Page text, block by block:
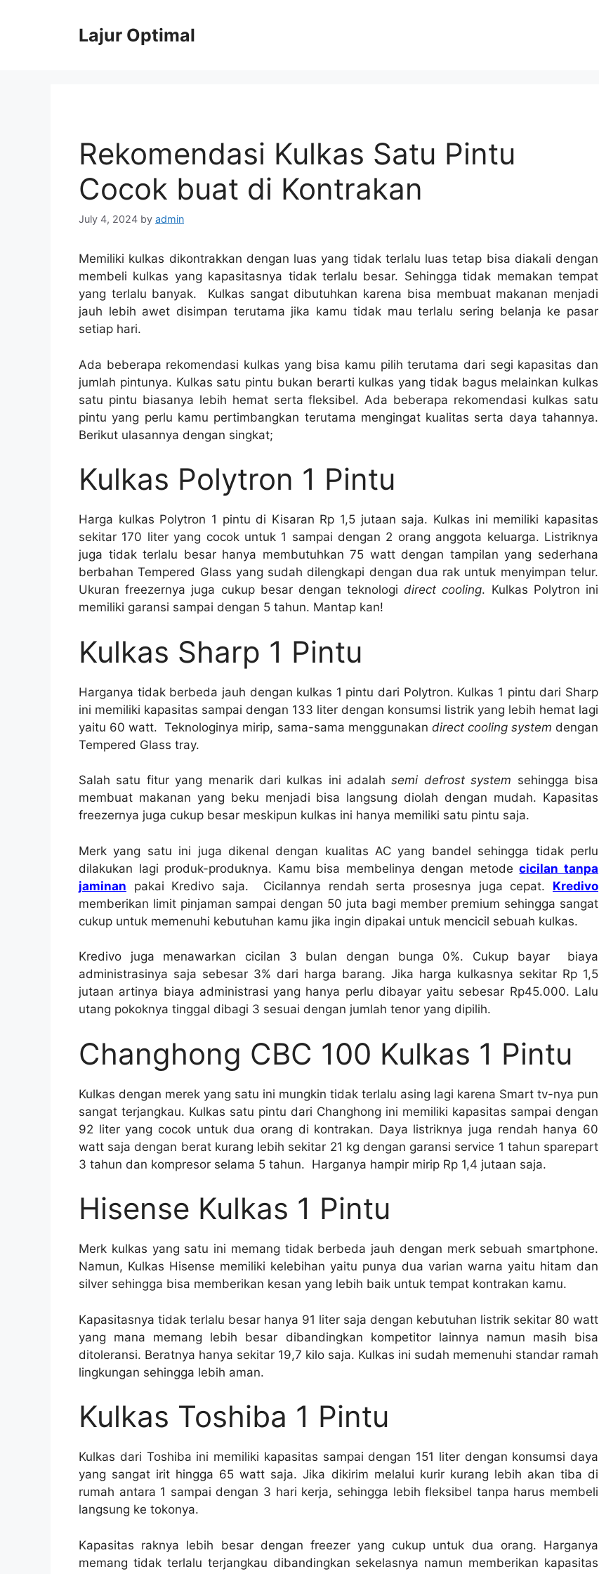
Lajur Optimal
Rekomendasi Kulkas Satu Pintu
Cocok buat di Kontrakan
July 4, 2024 by admin
Memiliki kulkas dikontrakkan dengan luas yang tidak terlalu luas tetap bisa diakali dengan
membeli kulkas yang kapasitasnya tidak terlalu besar. Sehingga tidak memakan tempat
yang terlalu banyak. Kulkas sangat dibutuhkan karena bisa membuat makanan menjadi
jauh lebih awet disimpan terutama jika kamu tidak mau terlalu sering belanja ke pasar
setiap hari.
Ada beberapa rekomendasi kulkas yang bisa kamu pilih terutama dari segi kapasitas dan
jumlah pintunya. Kulkas satu pintu bukan berarti kulkas yang tidak bagus melainkan kulkas
satu pintu biasanya lebih hemat serta fleksibel. Ada beberapa rekomendasi kulkas satu
pintu yang perlu kamu pertimbangkan terutama mengingat kualitas serta daya tahannya.
Berikut ulasannya dengan singkat;
Kulkas Polytron 1 Pintu
Harga kulkas Polytron 1 pintu di Kisaran Rp 1,5 jutaan saja. Kulkas ini memiliki kapasitas
sekitar 170 liter yang cocok untuk 1 sampai dengan 2 orang anggota keluarga. Listriknya
juga tidak terlalu besar hanya membutuhkan 75 watt dengan tampilan yang sederhana
berbahan Tempered Glass yang sudah dilengkapi dengan dua rak untuk menyimpan telur.
Ukuran freezernya juga cukup besar dengan teknologidirect cooling. Kulkas Polytron ini
memiliki garansi sampai dengan 5 tahun. Mantap kan!
Kulkas Sharp 1 Pintu
Harganya tidak berbeda jauh dengan kulkas 1 pintu dari Polytron. Kulkas 1 pintu dari Sharp
ini memiliki kapasitas sampai dengan 133 liter dengan konsumsi listrik yang lebih hemat lagi
yaitu 60 watt. Teknologinya mirip, sama-sama menggunakan direct cooling system dengan
Tempered Glass tray.
Salah satu fitur yang menarik dari kulkas ini adalahsemi defrost system sehingga bisa
membuat makanan yang beku menjadi bisa langsung diolah dengan mudah. Kapasitas
freezernya juga cukup besar meskipun kulkas ini hanya memiliki satu pintu saja.
Merk yang satu ini juga dikenal dengan kualitas AC yang bandel sehingga tidak perlu
dilakukan lagi produk-produknya. Kamu bisa membelinya dengan metodecicilan tanpa
jaminan pakai Kredivo saja. Cicilannya rendah serta prosesnya juga cepat. Kredivo
memberikan limit pinjaman sampai dengan 50 juta bagi member premium sehingga sangat
cukup untuk memenuhi kebutuhan kamu jika ingin dipakai untuk mencicil sebuah kulkas.
Kredivo juga menawarkan cicilan 3 bulan dengan bunga 0%. Cukup bayar biaya
administrasinya saja sebesar 3% dari harga barang. Jika harga kulkasnya sekitar Rp 1,5
jutaan artinya biaya administrasi yang hanya perlu dibayar yaitu sebesar Rp45.000. Lalu
utang pokoknya tinggal dibagi 3 sesuai dengan jumlah tenor yang dipilih.
Changhong CBC 100 Kulkas 1 Pintu
Kulkas dengan merek yang satu ini mungkin tidak terlalu asing lagi karena Smart tv-nya pun
sangat terjangkau. Kulkas satu pintu dari Changhong ini memiliki kapasitas sampai dengan
92 liter yang cocok untuk dua orang di kontrakan. Daya listriknya juga rendah hanya 60
watt saja dengan berat kurang lebih sekitar 21 kg dengan garansi service 1 tahun sparepart
3 tahun dan kompresor selama 5 tahun. Harganya hampir mirip Rp 1,4 jutaan saja.
Hisense Kulkas 1 Pintu
Merk kulkas yang satu ini memang tidak berbeda jauh dengan merk sebuah smartphone.
Namun, Kulkas Hisense memiliki kelebihan yaitu punya dua varian warna yaitu hitam dan
silver sehingga bisa memberikan kesan yang lebih baik untuk tempat kontrakan kamu.
Kapasitasnya tidak terlalu besar hanya 91 liter saja dengan kebutuhan listrik sekitar 80 watt
yang mana memang lebih besar dibandingkan kompetitor lainnya namun masih bisa
ditoleransi. Beratnya hanya sekitar 19,7 kilo saja. Kulkas ini sudah memenuhi standar ramah
lingkungan sehingga lebih aman.
Kulkas Toshiba 1 Pintu
Kulkas dari Toshiba ini memiliki kapasitas sampai dengan 151 liter dengan konsumsi daya
yang sangat irit hingga 65 watt saja. Jika dikirim melalui kurir kurang lebih akan tiba di
rumah antara 1 sampai dengan 3 hari kerja, sehingga lebih fleksibel tanpa harus membeli
langsung ke tokonya.
Kapasitas raknya lebih besar dengan freezer yang cukup untuk dua orang. Harganya
memang tidak terlalu terjangkau dibandingkan sekelasnya namun memberikan kapasitas